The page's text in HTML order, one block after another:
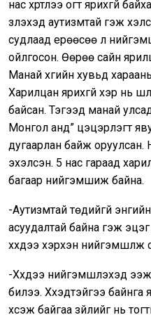
нас хүртлээ огт ярихгүй
үзүүлэхэд аутизмтай гэж
судлаад ерөөсөө л
ойлгосон. Өөрөө сайн
Манай хүүгийн хувьд
Харилцан ярихгүй хэр нь
байсан. Тэгээд манай
Монгол анд” цэцэрлэгт
дугаарлан байж оруулсан.
эхэлсэн. 5 нас гараад
багаар нийгэмшиж байна.
-Аутизмтай төдийгүй
асуудалтай байна гэж эцэг
хүүхдээ хэрхэн
-Хүүхдээ нийгэмшүүлэхэд
билээ. Хүүхэдтэйгээ байнга
хүсэж байгаа зүйлийг нь